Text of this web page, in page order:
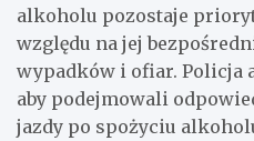
alkoholu pozostaje
względu na jej
wypadków i ofiar. Policja
aby podejmowali
jazdy po spożyciu